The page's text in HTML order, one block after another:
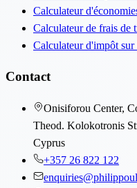
Calculateur
Calculateur de frais de
Calculateur d'impôt sur
Contact
Onisiforou Center,
Theod. Kolokotronis
Cyprus
+357 26 822 122